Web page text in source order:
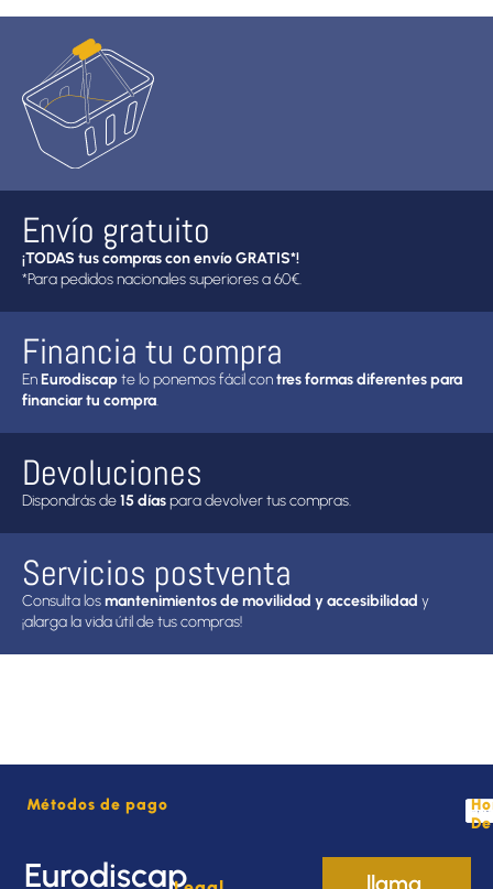
Envío gratuito
¡TODAS tus compras con envío GRATIS*!
*Para pedidos nacionales superiores a 60€.
Financia tu compra
EnEurodiscapte lo ponemos fácil contres formas diferentes para
financiar tu compra.
Devoluciones
Dispondrás de15 díaspara devolver tus compras.
Servicios postventa
Consulta losmantenimientos de movilidad y accesibilidad y
¡alarga la vida útil de tus compras!
Métodos de pago
Eurodiscap